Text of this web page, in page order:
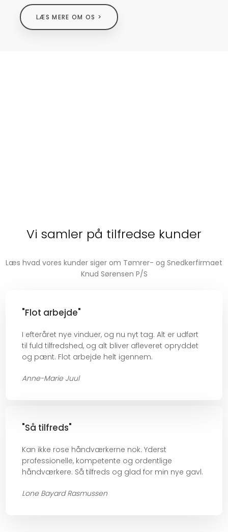
LÆS MERE OM OS >
Vi samler på tilfredse kunder
Læs hvad vores kunder siger om ​Tømrer- og Snedkerfirmaet
Knud Sørensen P/S
"Flot arbejde"
I efteråret nye vinduer, og nu nyt tag. Alt er udført
til fuld tilfredshed, og alt bliver afleveret opryddet
og pænt. Flot arbejde helt igennem.​
Anne-Marie Juul
"Så tilfreds"
Kan ikke rose håndværkerne nok. Yderst
professionelle, kompetente og ordentlige
håndværkere. Så tilfreds og glad for min nye gavl.​
Lone Bayard Rasmussen